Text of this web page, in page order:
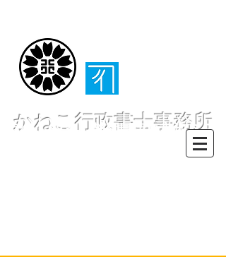
かねこ行政書士事務所
〒413-0234 静岡県伊東市池６２